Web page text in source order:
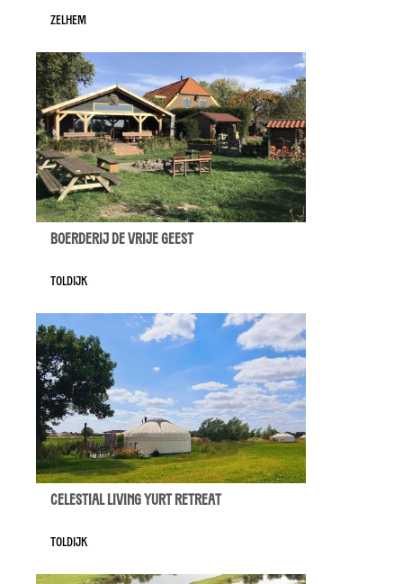
Zelhem
Boerderij De Vrije Geest
Toldijk
Celestial Living Yurt Retreat
Toldijk